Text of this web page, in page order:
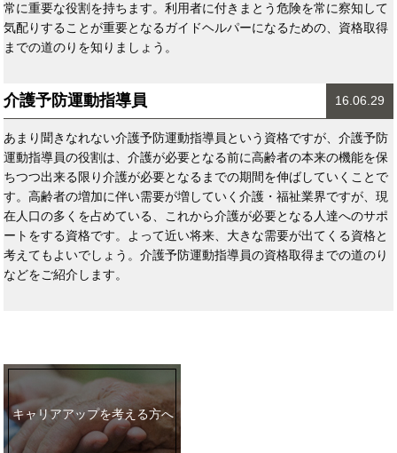
常に重要な役割を持ちます。利用者に付きまとう危険を常に察知して
気配りすることが重要となるガイドヘルパーになるための、資格取得
までの道のりを知りましょう。
介護予防運動指導員 16.06.29
あまり聞きなれない介護予防運動指導員という資格ですが、介護予防
運動指導員の役割は、介護が必要となる前に高齢者の本来の機能を保
ちつつ出来る限り介護が必要となるまでの期間を伸ばしていくことで
す。高齢者の増加に伴い需要が増していく介護・福祉業界ですが、現
在人口の多くを占めている、これから介護が必要となる人達へのサポ
ートをする資格です。よって近い将来、大きな需要が出てくる資格と
考えてもよいでしょう。介護予防運動指導員の資格取得までの道のり
などをご紹介します。
キャリアアップを考える方へ